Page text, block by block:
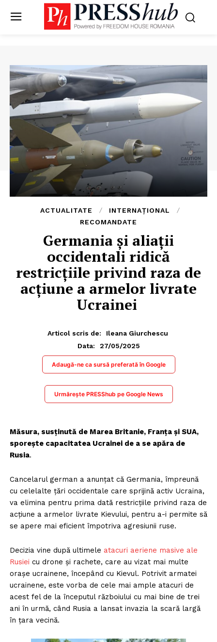
ACTUALITATE
INTERNAȚIONAL
RECOMANDATE
Germania și aliații
occidentali ridică
restricțiile privind raza de
acțiune a armelor livrate
Ucrainei
Articol scris de:
Ileana Giurchescu
Data:
27/05/2025
Adaugă-ne ca sursă preferată în Google
Urmărește PRESShub pe Google News
Măsura, susținută de Marea Britanie, Franța și SUA,
sporește capacitatea Ucrainei de a se apăra de
Rusia.
Cancelarul german a anunțat că Germania, împreună
cu celelalte țări occidentale care sprijină activ Ucraina,
va elimina pentru prima dată restricțiile privind raza de
acțiune a armelor livrate Kievului, pentru a-i permite să
se apere mai eficient împotriva agresiunii ruse.
Decizia vine după ultimele atacuri aeriene masive ale
Rusiei cu drone și rachete, care au vizat mai multe
orașe ucrainene, începând cu Kievul. Potrivit armatei
ucrainene, este vorba de cele mai ample atacuri de
acest fel de la începutul războiului cu mai bine de trei
ani în urmă, când Rusia a lansat invazia la scară largă
în țara vecină.